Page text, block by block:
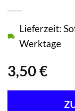
3,50 €
Lieferzeit:
Werktage